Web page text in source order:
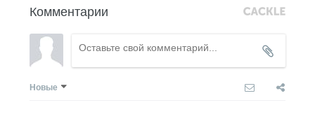
Комментарии
Новые